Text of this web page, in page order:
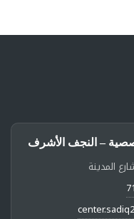
– النجف الأشرف
المدينة